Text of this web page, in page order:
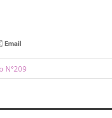
N°209